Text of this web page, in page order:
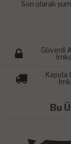
Son olarak
Güvenli
Bu